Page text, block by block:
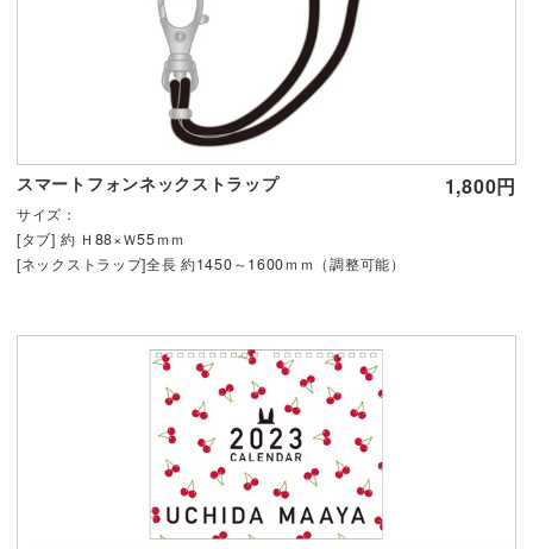
スマートフォンネックストラップ 1,800円
サイズ：
[タブ] 約 Ｈ88×Ｗ55ｍｍ
[ネックストラップ]全長 約1450～1600ｍｍ（調整可能）